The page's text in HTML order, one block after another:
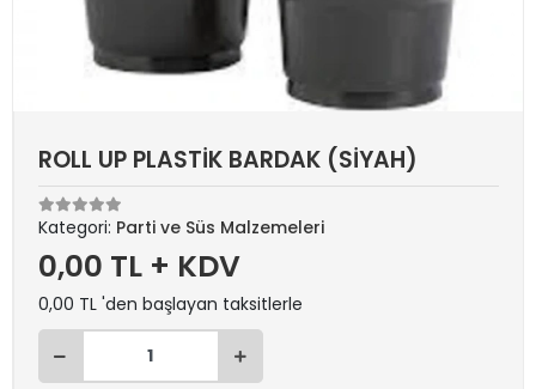
ROLL UP PLASTİK BARDAK (SİYAH)
Kategori: Parti ve Süs Malzemeleri
0,00 TL + KDV
0,00 TL 'den başlayan taksitlerle